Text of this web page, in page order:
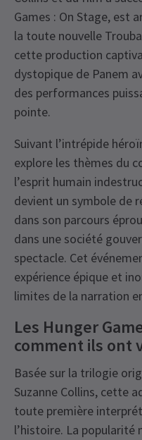
Games : On Stage, est
la toute nouvelle
cette production
dystopique de Panem
des performances
pointe.
Suivant l’intrépide
explore les thèmes du
l’esprit humain
devient un symbole de
dans son parcours
dans une société
spectacle. Cet
expérience épique et
limites de la narration
Les Hunger
comment ils ont
Basée sur la trilogie
Suzanne Collins, cette
toute première
l’histoire. La